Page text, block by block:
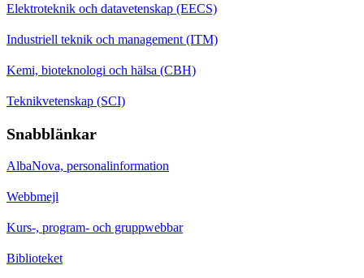
Elektroteknik och datavetenskap (EECS)
Industriell teknik och management (ITM)
Kemi, bioteknologi och hälsa (CBH)
Teknikvetenskap (SCI)
Snabblänkar
AlbaNova, personalinformation
Webbmejl
Kurs-, program- och gruppwebbar
Biblioteket